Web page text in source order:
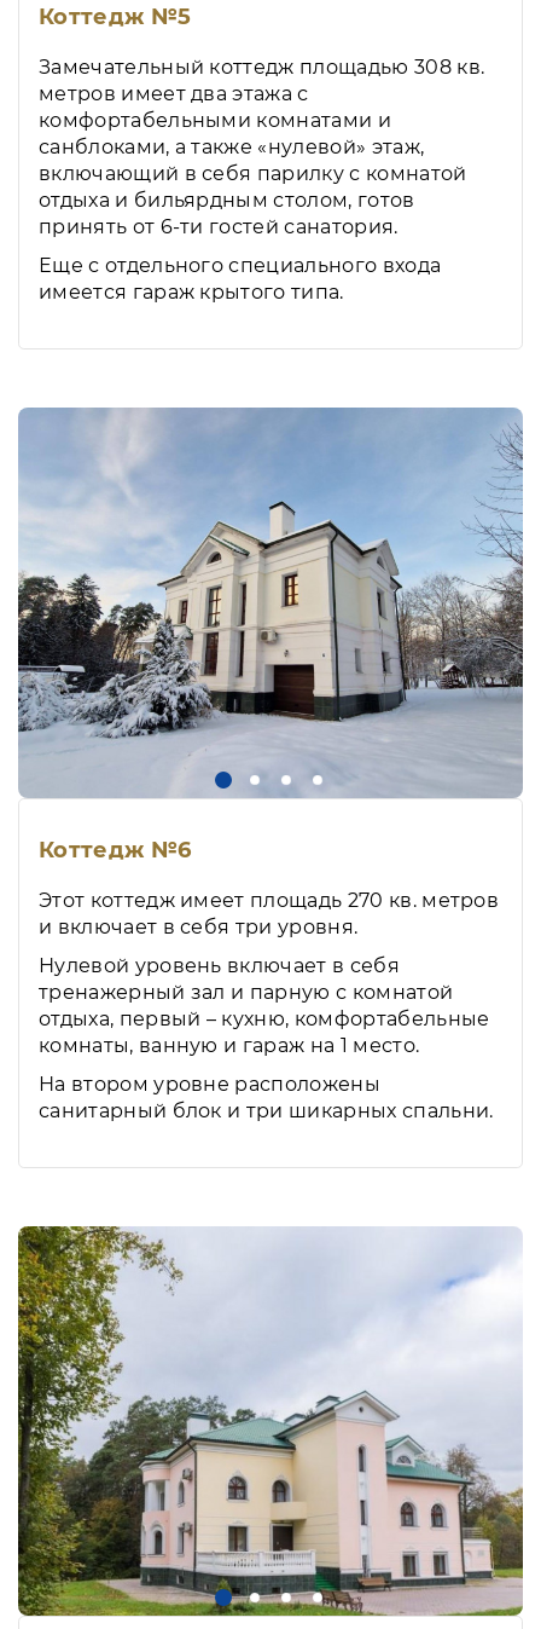
Коттедж №5
Замечательный коттедж площадью 308 кв.
метров имеет два этажа с
комфортабельными комнатами и
санблоками, а также «нулевой» этаж,
включающий в себя парилку с комнатой
отдыха и бильярдным столом, готов
принять от 6-ти гостей санатория.
Еще с отдельного специального входа
имеется гараж крытого типа.
Коттедж №6
Этот коттедж имеет площадь 270 кв. метров
и включает в себя три уровня.
Нулевой уровень включает в себя
тренажерный зал и парную с комнатой
отдыха, первый – кухню, комфортабельные
комнаты, ванную и гараж на 1 место.
На втором уровне расположены
санитарный блок и три шикарных спальни.